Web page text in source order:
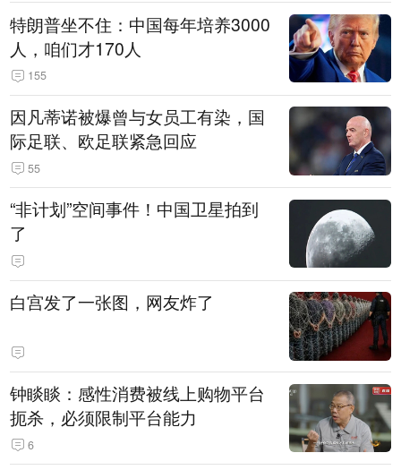
特朗普坐不住：中国每年培养3000
人，咱们才170人
155
因凡蒂诺被爆曾与女员工有染，国
际足联、欧足联紧急回应
55
“非计划”空间事件！中国卫星拍到
了
白宫发了一张图，网友炸了
钟睒睒：感性消费被线上购物平台
扼杀，必须限制平台能力
6